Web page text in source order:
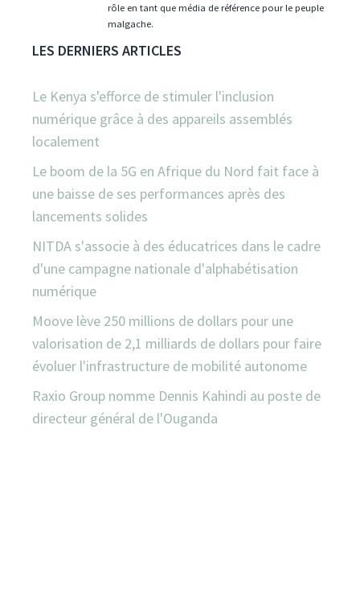
rôle en tant que média de référence pour le peuple
malgache.
LES DERNIERS ARTICLES
Le Kenya s'efforce de stimuler l'inclusion
numérique grâce à des appareils assemblés
localement
Le boom de la 5G en Afrique du Nord fait face à
une baisse de ses performances après des
lancements solides
NITDA s'associe à des éducatrices dans le cadre
d'une campagne nationale d'alphabétisation
numérique
Moove lève 250 millions de dollars pour une
valorisation de 2,1 milliards de dollars pour faire
évoluer l'infrastructure de mobilité autonome
Raxio Group nomme Dennis Kahindi au poste de
directeur général de l'Ouganda